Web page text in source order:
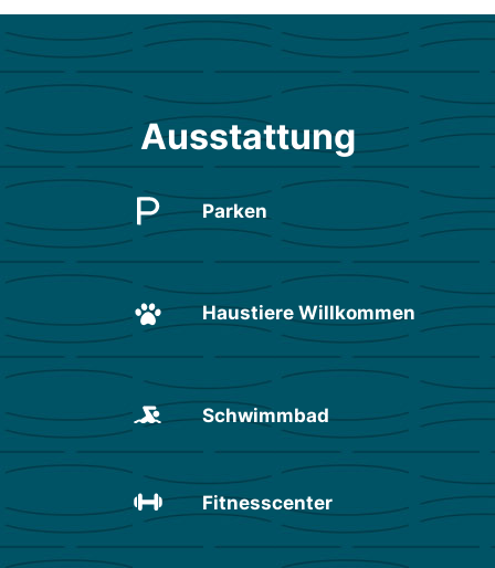
Ausstattung
Parken
Haustiere Willkommen
Schwimmbad
Fitnesscenter